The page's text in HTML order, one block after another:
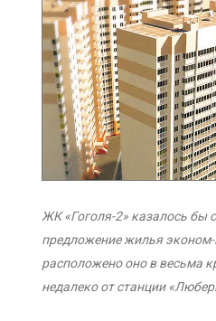
ЖК «Гоголя-2» казалось бы
предложение жилья
расположено оно в весьма
недалеко от станции